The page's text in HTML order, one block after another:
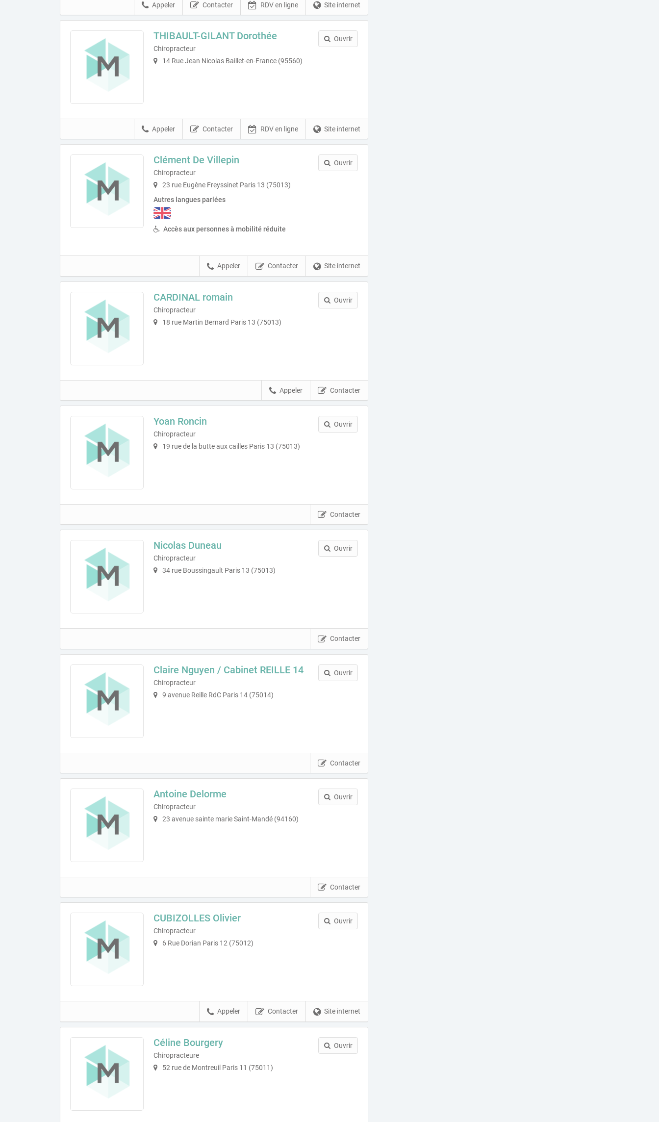
Site internet
RDV en ligne
Contacter
Appeler
THIBAULT-GILANT Dorothée
Chiropracteur
14 Rue Jean Nicolas Baillet-en-France (95560)
Ouvrir
Site internet
RDV en ligne
Contacter
Appeler
Clément De Villepin
Chiropracteur
23 rue Eugène Freyssinet Paris 13 (75013)
Autres langues parlées
Accès aux personnes à mobilité réduite
Ouvrir
Site internet
Contacter
Appeler
CARDINAL romain
Chiropracteur
18 rue Martin Bernard Paris 13 (75013)
Ouvrir
Contacter
Appeler
Yoan Roncin
Chiropracteur
19 rue de la butte aux cailles Paris 13 (75013)
Ouvrir
Contacter
Nicolas Duneau
Chiropracteur
34 rue Boussingault Paris 13 (75013)
Ouvrir
Contacter
Claire Nguyen / Cabinet REILLE 14
Chiropracteur
9 avenue Reille RdC Paris 14 (75014)
Ouvrir
Contacter
Antoine Delorme
Chiropracteur
23 avenue sainte marie Saint-Mandé (94160)
Ouvrir
Contacter
CUBIZOLLES Olivier
Chiropracteur
6 Rue Dorian Paris 12 (75012)
Ouvrir
Site internet
Contacter
Appeler
Céline Bourgery
Chiropracteure
52 rue de Montreuil Paris 11 (75011)
Ouvrir